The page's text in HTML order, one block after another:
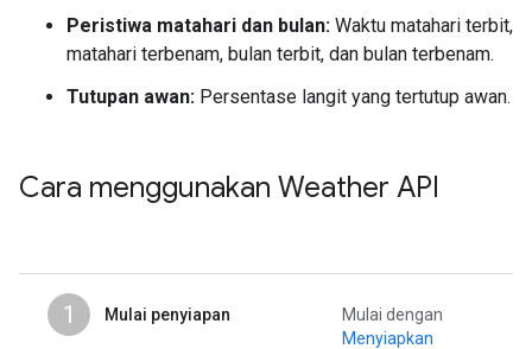
Peristiwa matahari dan bulan: Waktu matahari terbit,
matahari terbenam, bulan terbit, dan bulan terbenam.
Tutupan awan: Persentase langit yang tertutup awan.
Cara menggunakan Weather API
1 Mulai penyiapan
Mulai dengan
Menyiapkan